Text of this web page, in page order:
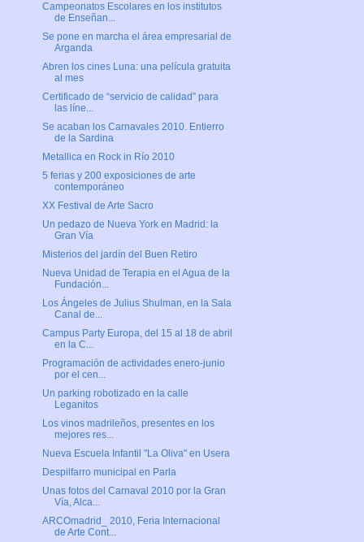
Campeonatos Escolares en los institutos
de Enseñan...
Se pone en marcha el área empresarial de
Arganda
Abren los cines Luna: una película gratuita
al mes
Certificado de “servicio de calidad” para
las líne...
Se acaban los Carnavales 2010. Entierro
de la Sardina
Metallica en Rock in Río 2010
5 ferias y 200 exposiciones de arte
contemporáneo
XX Festival de Arte Sacro
Un pedazo de Nueva York en Madrid: la
Gran Vía
Misterios del jardín del Buen Retiro
Nueva Unidad de Terapia en el Agua de la
Fundación...
Los Ángeles de Julius Shulman, en la Sala
Canal de...
Campus Party Europa, del 15 al 18 de abril
en la C...
Programación de actividades enero-junio
por el cen...
Un parking robotizado en la calle
Leganitos
Los vinos madrileños, presentes en los
mejores res...
Nueva Escuela Infantil "La Oliva" en Usera
Despilfarro municipal en Parla
Unas fotos del Carnaval 2010 por la Gran
Vía, Alca...
ARCOmadrid_ 2010, Feria Internacional
de Arte Cont...